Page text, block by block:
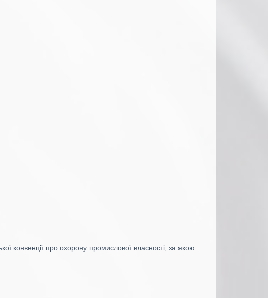
конвенції про охорону промислової власності, за якою